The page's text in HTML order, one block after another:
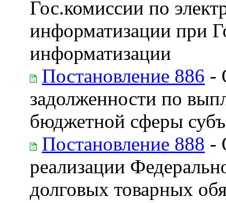
Гос.комиссии по
информатизации при
информатизации
Постановление 886 -
задолженности по
бюджетной сферы
Постановление 888 -
реализации
долговых товарных